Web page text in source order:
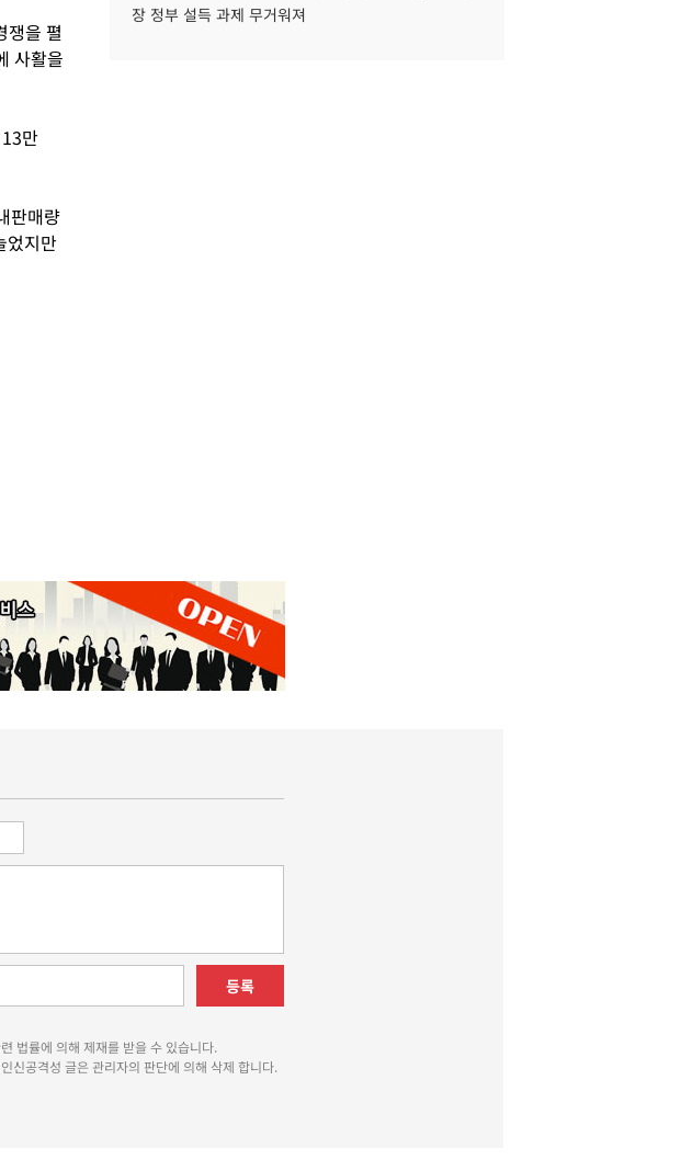
쟁을 펼
사활을
만
판매량
었지만
장 정부 설득 과제 무거워져
등록
법률에 의해 제재를 받을 수 있습니다.
신공격성 글은 관리자의 판단에 의해 삭제 합니다.